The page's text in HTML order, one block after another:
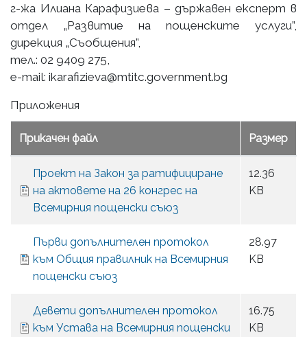
г-жа Илиана Карафизиева – държавен експерт в
отдел „Развитие на пощенските услуги”,
дирекция „Съобщения”,
тел.: 02 9409 275,
e-mail: ikarafizieva@mtitc.government.bg
Приложения
Прикачен файл Размер
Проект на Закон за ратифициране
на актовете на 26 конгрес на
Всемирния пощенски съюз
12.36
KB
Първи допълнителен протокол
към Общия правилник на Всемирния
пощенски съюз
28.97
KB
Девети допълнителен протокол
към Устава на Всемирния пощенски
16.75
KB